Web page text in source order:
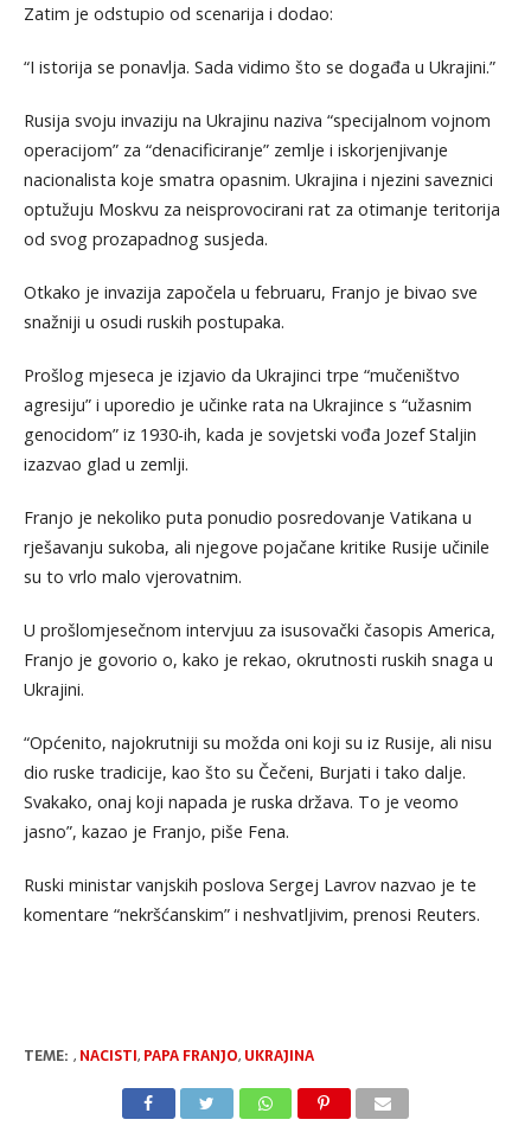
Zatim je odstupio od scenarija i dodao:
“I istorija se ponavlja. Sada vidimo što se događa u Ukrajini.”
Rusija svoju invaziju na Ukrajinu naziva “specijalnom vojnom
operacijom” za “denacificiranje” zemlje i iskorjenjivanje
nacionalista koje smatra opasnim. Ukrajina i njezini saveznici
optužuju Moskvu za neisprovocirani rat za otimanje teritorija
od svog prozapadnog susjeda.
Otkako je invazija započela u februaru, Franjo je bivao sve
snažniji u osudi ruskih postupaka.
Prošlog mjeseca je izjavio da Ukrajinci trpe “mučeništvo
agresiju” i uporedio je učinke rata na Ukrajince s “užasnim
genocidom” iz 1930-ih, kada je sovjetski vođa Jozef Staljin
izazvao glad u zemlji.
Franjo je nekoliko puta ponudio posredovanje Vatikana u
rješavanju sukoba, ali njegove pojačane kritike Rusije učinile
su to vrlo malo vjerovatnim.
U prošlomjesečnom intervjuu za isusovački časopis America,
Franjo je govorio o, kako je rekao, okrutnosti ruskih snaga u
Ukrajini.
“Općenito, najokrutniji su možda oni koji su iz Rusije, ali nisu
dio ruske tradicije, kao što su Čečeni, Burjati i tako dalje.
Svakako, onaj koji napada je ruska država. To je veomo
jasno”, kazao je Franjo, piše Fena.
Ruski ministar vanjskih poslova Sergej Lavrov nazvao je te
komentare “nekršćanskim” i neshvatljivim, prenosi Reuters.
TEME: , NACISTI, PAPA FRANJO, UKRAJINA